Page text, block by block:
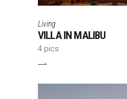
Living
VILLA IN MALIBU
4 pics